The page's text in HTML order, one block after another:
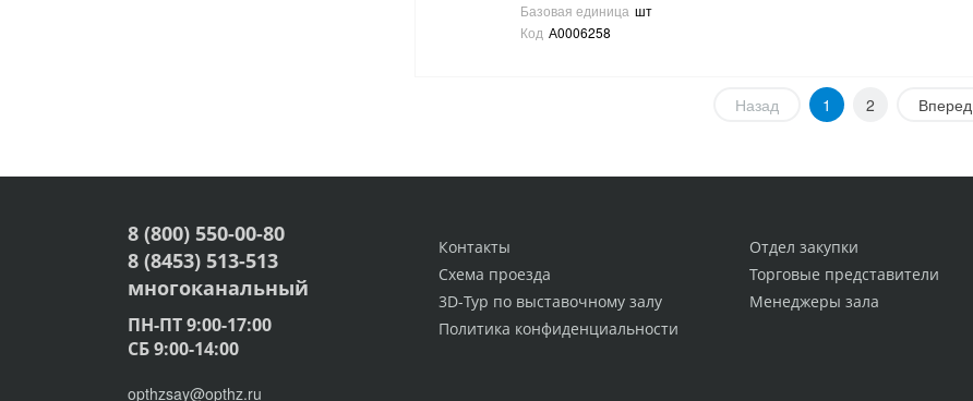
Базовая единица шт
Код А0006258
Назад 1 2 Вперед
Отдел закупки
Торговые представители
Менеджеры зала
Контакты
Схема проезда
3D-Тур по выставочному залу
Политика конфиденциальности
8 (800) 550-00-80
8 (8453) 513-513
многоканальный
ПН-ПТ 9:00-17:00
СБ 9:00-14:00
opthzsay@opthz.ru